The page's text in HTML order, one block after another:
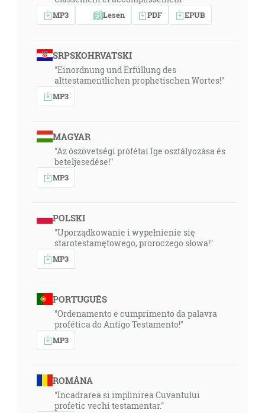
MP3 Lesen PDF EPUB
SRPSKOHRVATSKI
"Einordnung und Erfüllung des
alttestamentlichen prophetischen Wortes!"
MP3
MAGYAR
"Az ószövetségi prófétai Ige osztályozása és
beteljesedése!"
MP3
POLSKI
"Uporządkowanie i wypełnienie się
starotestamętowego, proroczego słowa!"
MP3
PORTUGUÊS
"Ordenamento e cumprimento da palavra
profética do Antigo Testamento!"
MP3
ROMÂNA
"Incadrarea si implinirea Cuvantului
profetic vechi testamentar."